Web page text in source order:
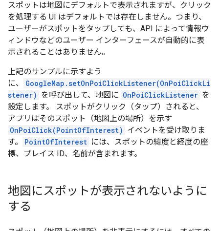
スポットは地図にデフォルトで表示されますが、クリック
を処理する UI はデフォルトでは存在しません。つまり、
ユーザーがスポットをタップしても、API によって情報ウ
ィンドウなどのユーザー インターフェースが自動的に表
示されることはありません。
上記のサンプルに示すよう
に、
GoogleMap.setOnPoiClickListener(OnPoiClickLi
stener) を呼び出して、地図に OnPoiClickListener を
設定します。 スポットがクリック（タップ）されると、
アプリはそのスポット（地図上の場所）を示す
OnPoiClick(PointOfInterest) イベントを受け取りま
す。
PointOfInterest には、スポットの緯度と経度の座
標、プレイス ID、名前が含まれます。
地図にスポットが表示されないように
する